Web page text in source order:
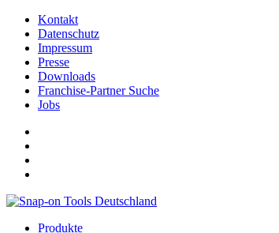
Kontakt
Datenschutz
Impressum
Presse
Downloads
Franchise-Partner Suche
Jobs
Produkte